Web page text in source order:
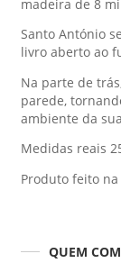
madeira de 8
Santo António
livro aberto ao
Na parte de
parede,
ambiente da
Medidas reais
Produto feito
QUEM